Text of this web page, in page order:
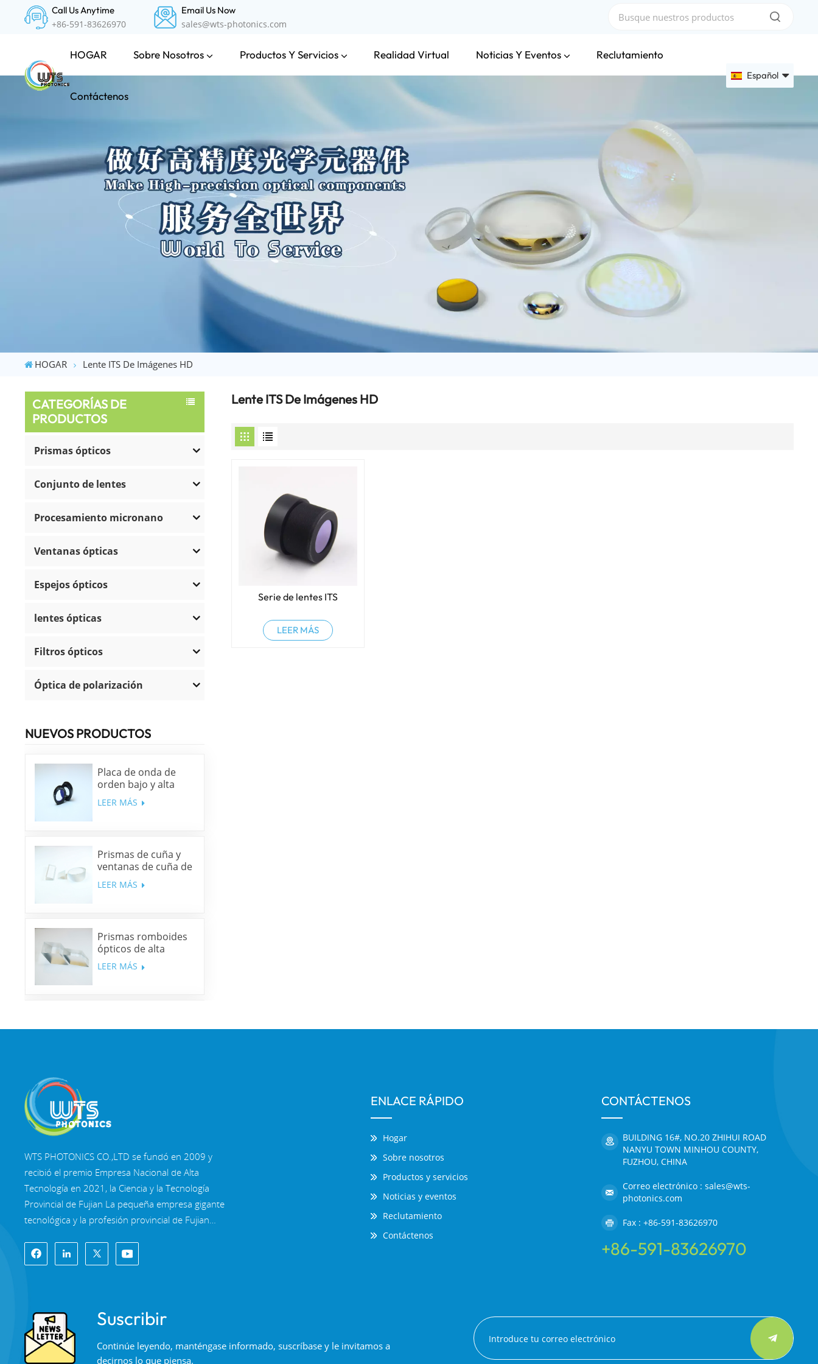
Call Us Anytime
+86-591-83626970
Email Us Now
sales@wts-photonics.com
HOGAR Sobre Nosotros Productos Y Servicios Realidad Virtual Noticias Y Eventos Reclutamiento
Contáctenos
Español
English
Français
HOGAR Lente ITS De Imágenes HD
CATEGORÍAS DE
PRODUCTOS
Prismas ópticos
Conjunto de lentes
Procesamiento micronano
Ventanas ópticas
Espejos ópticos
lentes ópticas
Filtros ópticos
Óptica de polarización
NUEVOS PRODUCTOS
Placa de onda de
orden bajo y alta
precisión
LEER MÁS
Prismas de cuña y
ventanas de cuña de
sílice fundida y N-
BK7
LEER MÁS
Prismas romboides
ópticos de alta
precisión
LEER MÁS
multibanda
Lente ITS De Imágenes HD
Serie de lentes ITS
LEER MÁS
WTS PHOTONICS CO.,LTD se fundó en 2009 y
recibió el premio Empresa Nacional de Alta
Tecnología en 2021, la Ciencia y la Tecnología
Provincial de Fujian La pequeña empresa gigante
tecnológica y la profesión provincial de Fujian
en 2022. WTS se ubica en el Hermosa ciudad
costera del sureste, Fuzhou, una famosa ciudad
un grupo de personal técnico calificado y un
sistema completo de procesamiento óptico,
Sistema de recubrimiento, sistema de ensamblaje
ENLACE RÁPIDO
Hogar
Sobre nosotros
Productos y servicios
Noticias y eventos
Reclutamiento
Contáctenos
CONTÁCTENOS
BUILDING 16#, NO.20 ZHIHUI ROAD
NANYU TOWN MINHOU COUNTY,
FUZHOU, CHINA
Correo electrónico : sales@wts-
photonics.com
Fax : +86-591-83626970
+86-591-83626970
Suscribir
Continúe leyendo, manténgase informado, suscríbase y le invitamos a
decirnos lo que piensa.